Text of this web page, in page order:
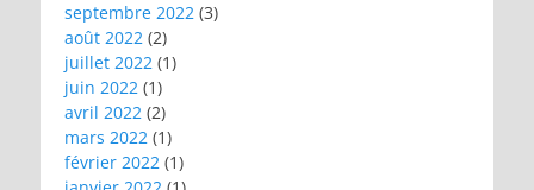
septembre 2022 (3)
août 2022 (2)
juillet 2022 (1)
juin 2022 (1)
avril 2022 (2)
mars 2022 (1)
février 2022 (1)